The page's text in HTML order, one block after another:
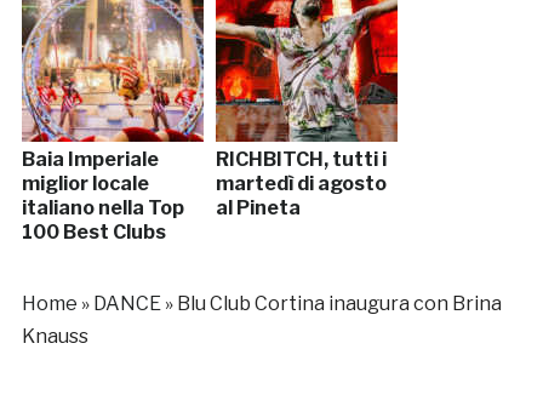
Baia Imperiale
miglior locale
italiano nella Top
100 Best Clubs
RICHBITCH, tutti i
martedì di agosto
al Pineta
Home » DANCE» Blu Club Cortina inaugura con Brina
Knauss